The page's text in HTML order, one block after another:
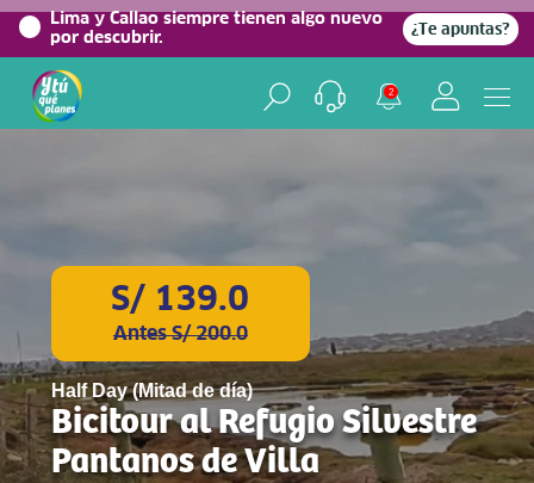
Lima y Callao siempre tienen algo nuevo
por descubrir.
¿Te apuntas?
2
S/ 139.0
Antes S/ 200.0
Half Day (Mitad de día)
Bicitour al Refugio Silvestre
Pantanos de Villa